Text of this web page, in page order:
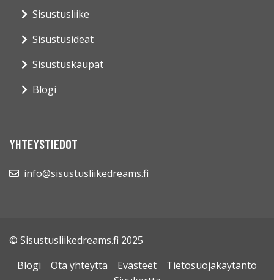
Sisustusliike
Sisustusideat
Sisustuskaupat
Blogi
YHTEYSTIEDOT
info@sisustusliikedreams.fi
© Sisustusliikedreams.fi 2025
Blogi
Ota yhteyttä Evästeet
Tietosuojakäytäntö